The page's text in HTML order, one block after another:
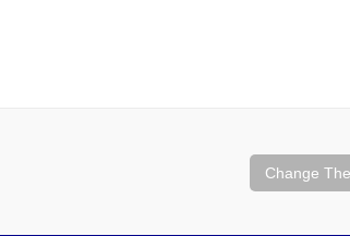
Change